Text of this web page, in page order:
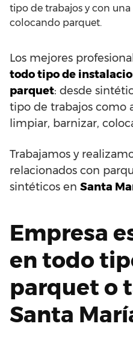
tipo de trabajos y con
colocando parquet.
Los mejores
todo tipo de
parquet: desde
tipo de trabajos como
limpiar, barnizar,
Trabajamos y
relacionados con
sintéticos en Santa
Empresa
en todo
parquet o
Santa